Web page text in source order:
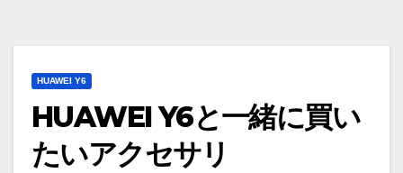
HUAWEI Y6
HUAWEI Y6と一緒に買い
たいアクセサリ